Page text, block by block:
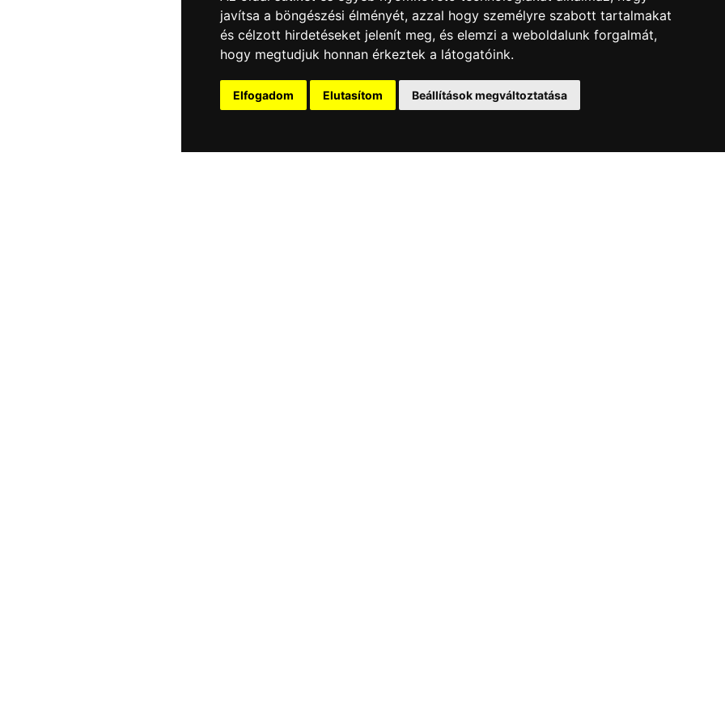
javítsa a böngészési élményét, azzal hogy személyre szabott tartalmakat
és célzott hirdetéseket jelenít meg, és elemzi a weboldalunk forgalmát,
hogy megtudjuk honnan érkeztek a látogatóink.
Elfogadom Elutasítom Beállítások megváltoztatása
2026.01.20.
Új mérföldkő: drónshow
Belgrádban
Tovább